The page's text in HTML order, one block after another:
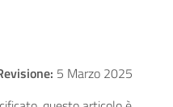
5 Marzo 2025